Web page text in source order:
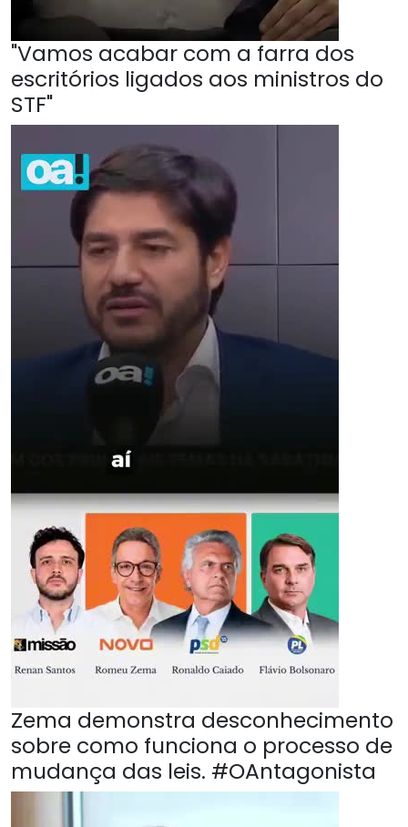
"Vamos acabar com a farra dos
escritórios ligados aos ministros do
STF"
Zema demonstra desconhecimento
sobre como funciona o processo de
mudança das leis. #OAntagonista